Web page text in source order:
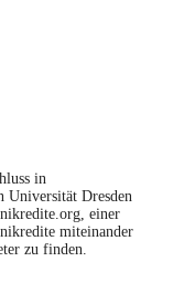
in
Universität Dresden
einer
miteinander
zu finden.